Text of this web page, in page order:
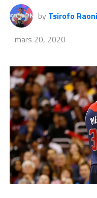
by Tsirofo
mars 20, 2020